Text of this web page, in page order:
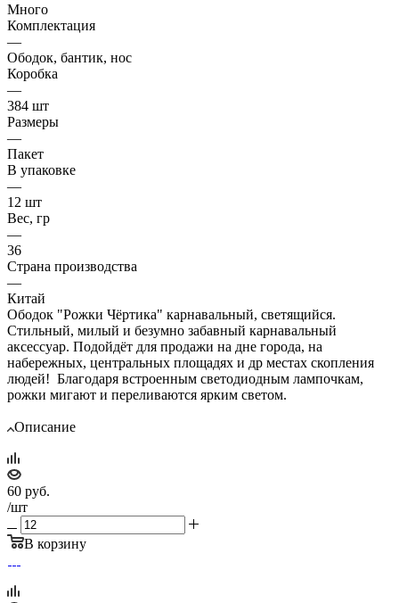
Много
Комплектация
—
Ободок, бантик, нос
Коробка
—
384 шт
Размеры
—
Пакет
В упаковке
—
12 шт
Вес, гр
—
36
Страна производства
—
Китай
Ободок "Рожки Чёртика" карнавальный, светящийся.
Стильный, милый и безумно забавный карнавальный
аксессуар. Подойдёт для продажи на дне города, на
набережных, центральных площадях и др местах скопления
людей! Благодаря встроенным светодиодным лампочкам,
рожки мигают и переливаются ярким светом.
Описание
60 руб.
/шт
В корзину